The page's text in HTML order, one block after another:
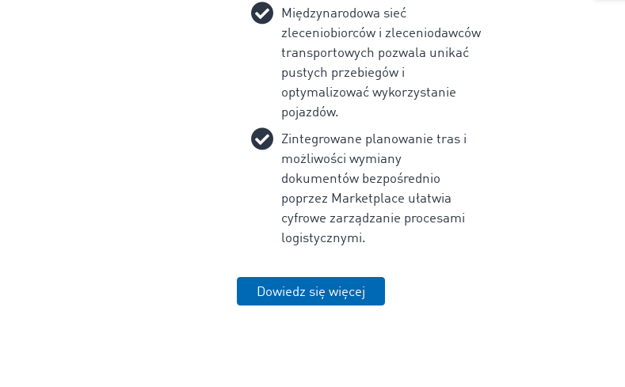
Międzynarodowa sieć
zleceniobiorców i zleceniodawców
transportowych pozwala unikać
pustych przebiegów i
optymalizować wykorzystanie
pojazdów.
Zintegrowane planowanie tras i
możliwości wymiany
dokumentów bezpośrednio
poprzez Marketplace ułatwia
cyfrowe zarządzanie procesami
logistycznymi.
Dowiedz się więcej